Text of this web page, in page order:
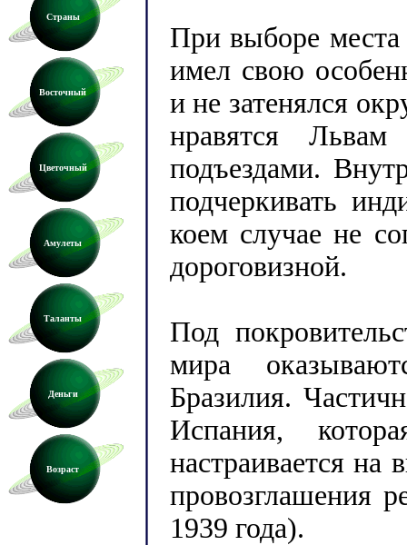
Страны
Восточный
Цветочный
Амулеты
Таланты
Деньги
Возраст
При выборе
имел свою
и не затенялся
нравятся
подъездами.
подчеркивать
коем случае не
дороговизной.
Под
мира
Бразилия.
Испания,
настраивается на
провозглашения
1939 года).